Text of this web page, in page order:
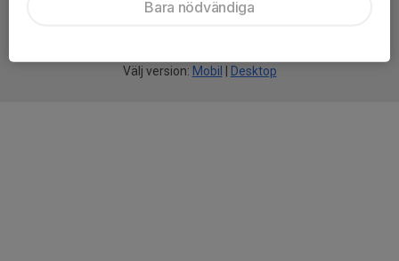
Välj version: Mobil Desktop
Bara nödvändiga